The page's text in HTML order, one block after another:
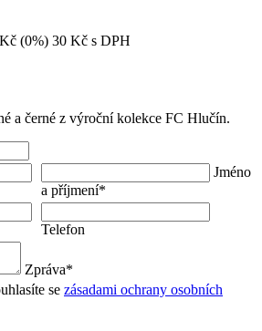
Kč (0%) 30 Kč s DPH
a černé z výroční kolekce FC Hlučín.
Jméno
a příjmení*
Telefon
Zpráva*
se zásadami ochrany osobních